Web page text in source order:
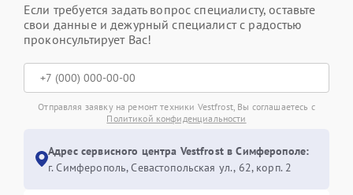
Если требуется задать вопрос специалисту, оставьте
свои данные и дежурный специалист с радостью
проконсультирует Вас!
Отправляя заявку на ремонт техники Vestfrost, Вы соглашаетесь с
Политикой конфиденциальности
Адрес сервисного центра Vestfrost в Симферополе:
г. Симферополь, Севастопольская ул., 62, корп. 2